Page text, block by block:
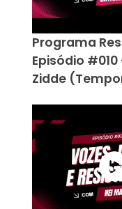
Programa
Episódio
Zidde